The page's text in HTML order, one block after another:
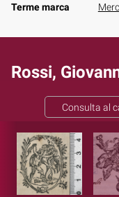
Terme marca
Rossi,
Consulta al